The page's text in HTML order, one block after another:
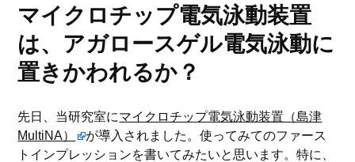
マイクロチップ電気泳動装置
は、アガロースゲル電気泳動に
置きかわれるか？
先日、当研究室にマイクロチップ電気泳動装置（島津
MultiNA）
が導入されました。使ってみてのファース
トインプレッションを書いてみたいと思います。特に、